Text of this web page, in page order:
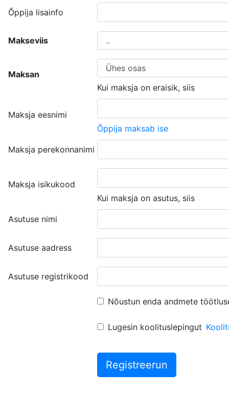
Õppija lisainfo
Makseviis
Maksan
Kui maksja on eraisik, siis
Maksja eesnimi
Õppija maksab ise
Maksja perekonnanimi
Maksja isikukood
Kui maksja on asutus, siis
Asutuse nimi
Asutuse aadress
Asutuse registrikood
Nõustun enda andmete
Lugesin koolituslepingut